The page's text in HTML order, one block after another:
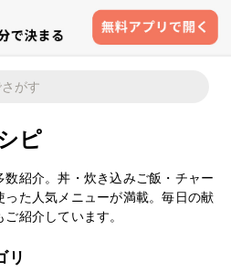
ピ
紹介。丼・炊き込みご飯・チャー
た人気メニューが満載。毎日の献
紹介しています。
リ